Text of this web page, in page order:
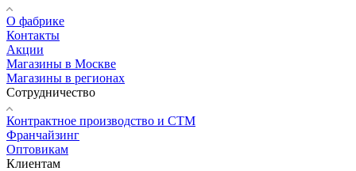
О фабрике
Контакты
Акции
Магазины в Москве
Магазины в регионах
Сотрудничество
Контрактное производство и СТМ
Франчайзинг
Оптовикам
Клиентам